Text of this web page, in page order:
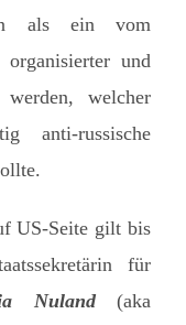
als ein vom
organisierter und
welcher
anti-russische
US-Seite gilt bis
für
Nuland(aka